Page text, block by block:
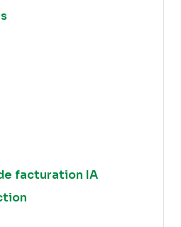
facturation IA